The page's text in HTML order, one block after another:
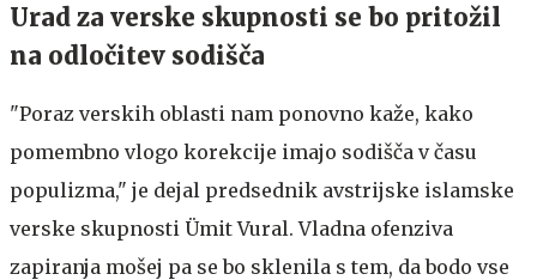
Urad za verske skupnosti se bo pritožil
na odločitev sodišča
"Poraz verskih oblasti nam ponovno kaže, kako
pomembno vlogo korekcije imajo sodišča v času
populizma," je dejal predsednik avstrijske islamske
verske skupnosti Ümit Vural. Vladna ofenziva
zapiranja mošej pa se bo sklenila s tem, da bodo vse